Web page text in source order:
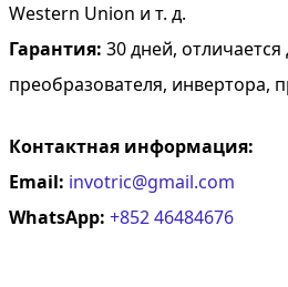
Western Union и т. д.
Гарантия: 30 дней, отличается
преобразователя, инвертора,
Контактная информация:
Email: invotric@gmail.com
WhatsApp: +852 46484676